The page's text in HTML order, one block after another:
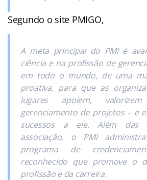
Segundo o site PMIGO,
A meta principal do PMI é
ciência e na profissão de
em todo o mundo, de uma
proativa, para que as
lugares apoiem,
gerenciamento de projetos – e
sucessos a ele. Além das
associação, o PMI
programa de
reconhecido que promove o
profissão e da carreira.